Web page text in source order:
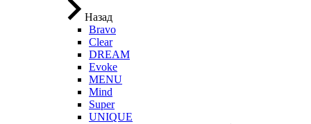
Назад
Bravo
Clear
DREAM
Evoke
MENU
Mind
Super
UNIQUE